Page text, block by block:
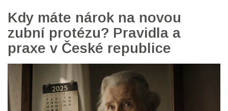
Kdy máte nárok na novou
zubní protézu? Pravidla a
praxe v České republice